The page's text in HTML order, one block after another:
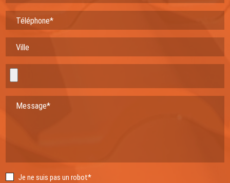
Téléphone*
Ville
Message*
Je ne suis pas un robot*